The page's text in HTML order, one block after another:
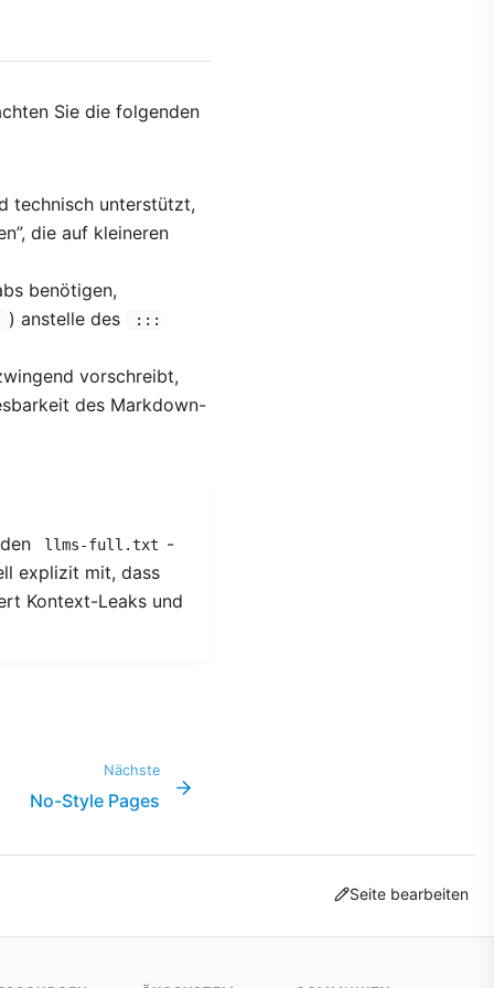
Sie die folgenden
technisch unterstützt,
die auf kleineren
benötigen,
) anstelle des :::
vorschreibt,
des Markdown-
llms-full.txt -
explizit mit, dass
Kontext-Leaks und
Nächste
No-Style Pages
Seite bearbeiten